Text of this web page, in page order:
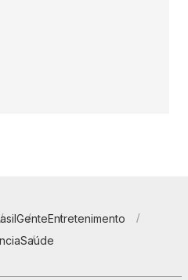
GenteEntretenimento
Saúde